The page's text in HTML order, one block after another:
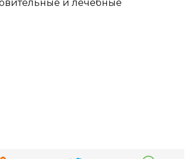
и лечебные